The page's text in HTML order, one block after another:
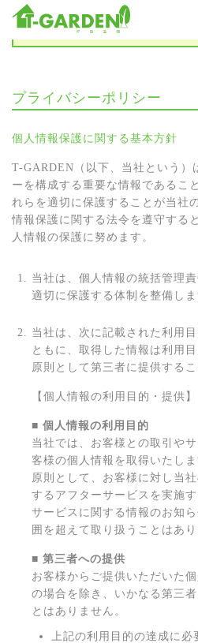
プライバシーポリシー
プライバシーポリシー
個人情報保護に関する基本方針
T-GARDEN（以下、当社という）
ーを構成する重要な情報であるこ
れらを適切に保護することが当社
情報保護に関する法令を遵守する
人情報の保護に努めます。
当社は、個人情報の統括管理
適切に保護する体制を整備しま
当社は、次に記載された利用
ともに、取得した情報は利用
原則として第三者に提供するこ
【個人情報の利用目的・提供】
■ 個人情報の利用目的
当社では、お客様との取引や
客様の個人情報を取得いたしま
原則として、お客様に対し当
するアフターサービスを実施
サービスに関する情報のお知
囲を超えて取り扱うことはあり
■ 第三者への提供
お客様からご提供いただいた
の場合を除き、いかなる第三
とはありません。
上記の利用目的の達成に必